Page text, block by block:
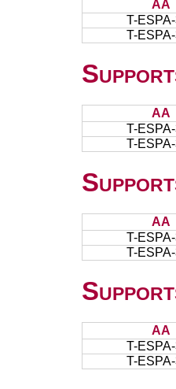
AA
T-
T-
AA
T-
T-
AA
T-
T-
AA
T-
T-